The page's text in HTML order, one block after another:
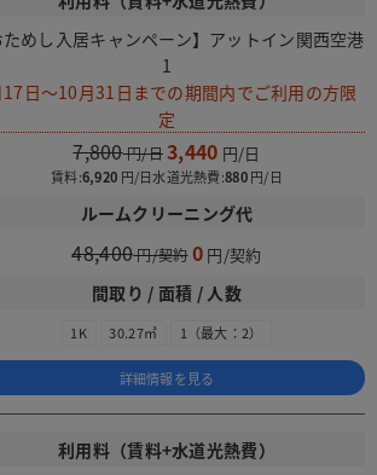
ためし入居キャンペーン】アットイン関西空港
1
日～10月31日までの期間内でご利用の方限
定
7,800 3,440
賃料:6,920 水道光熱費:880
ルームクリーニング代
48,400 0
間取り / 面積 / 人数
1K 30.27㎡ 1（最大：2）
詳細情報を見る
利用料（賃料+水道光熱費）